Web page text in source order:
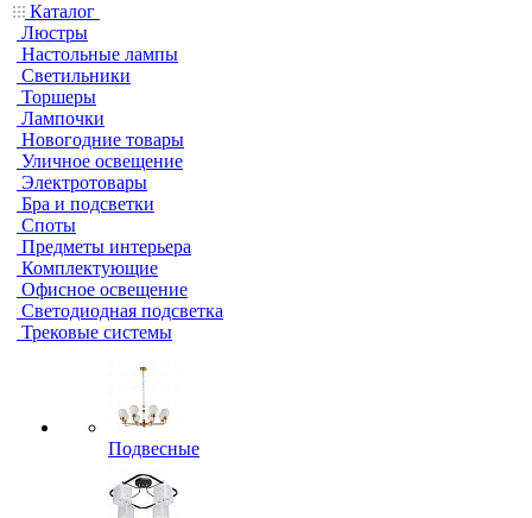
Каталог
Люстры
Настольные лампы
Светильники
Торшеры
Лампочки
Новогодние товары
Уличное освещение
Электротовары
Бра и подсветки
Споты
Предметы интерьера
Комплектующие
Офисное освещение
Светодиодная подсветка
Трековые системы
Подвесные